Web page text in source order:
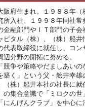
阪府生まれ。１９８８年（
所入社。１９９８年同社常
融部門やＩＴ部門の子会
ピタル（株）、（株）船井
代表取締役に就任し、コン
辺分野の開拓に努める。
競争や策略やだましあいの
築く」という父・舩井幸雄
（株）船井本社の社長に就
の集合意識で「ミロクの世
にんげんクラブ」を中心に